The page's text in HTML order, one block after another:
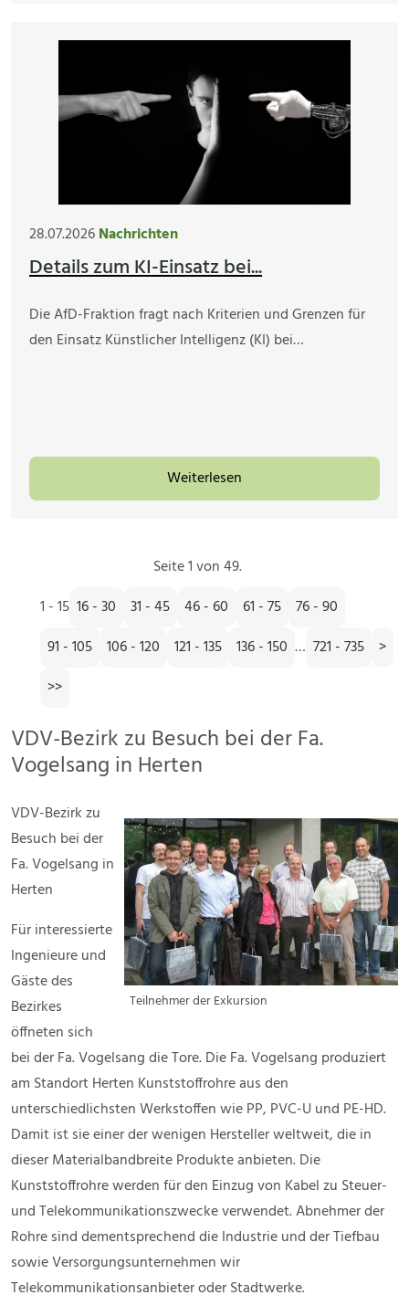
28.07.2026Nachrichten
Details zum KI-Einsatz bei...
Die AfD-Fraktion fragt nach Kriterien und Grenzen für
den Einsatz Künstlicher Intelligenz (KI) bei…
Weiterlesen
Seite 1 von 49.
1 - 15 16 - 30 31 - 45 46 - 60 61 - 75
76 - 90
91 - 105
106 - 120 121 - 135 136 - 150 … 721 - 735
>
>>
VDV-Bezirk zu Besuch bei der Fa.
Vogelsang in Herten
Teilnehmer der Exkursion
VDV-Bezirk zu
Besuch bei der
Fa. Vogelsang in
Herten
Für interessierte
Ingenieure und
Gäste des
Bezirkes
öffneten sich
bei der Fa. Vogelsang die Tore. Die Fa. Vogelsang produziert
am Standort Herten Kunststoffrohre aus den
unterschiedlichsten Werkstoffen wie PP, PVC-U und PE-HD.
Damit ist sie einer der wenigen Hersteller weltweit, die in
dieser Materialbandbreite Produkte anbieten. Die
Kunststoffrohre werden für den Einzug von Kabel zu Steuer-
und Telekommunikationszwecke verwendet. Abnehmer der
Rohre sind dementsprechend die Industrie und der Tiefbau
sowie Versorgungsunternehmen wir
Telekommunikationsanbieter oder Stadtwerke.